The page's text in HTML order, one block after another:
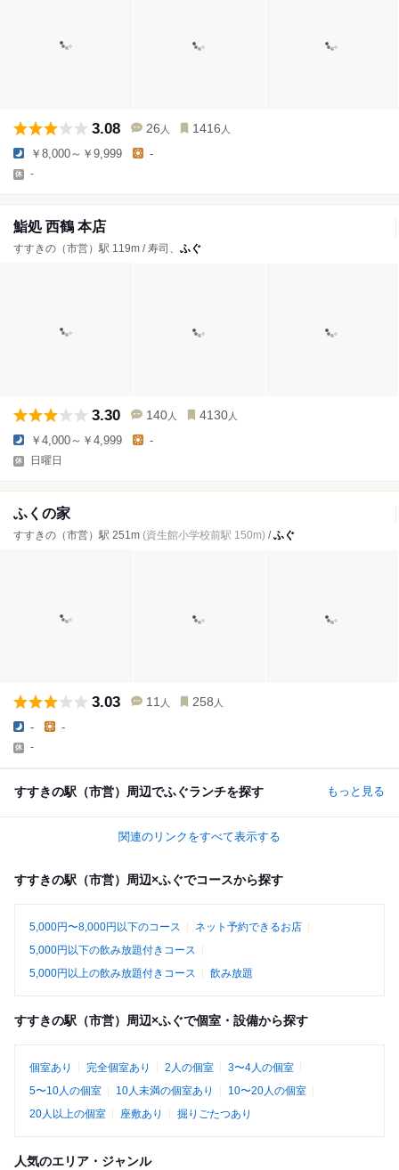
3.08 26 人 1416 人
￥8,000～￥9,999 -
-
鮨処 西鶴 本店
すすきの（市営）駅 119m / 寿司、 ふぐ
3.30 140 人 4130 人
￥4,000～￥4,999 -
日曜日
ふくの家
すすきの（市営）駅 251m (資生館小学校前駅 150m) /ふぐ
3.03 11 人 258 人
- -
-
すすきの駅（市営）周辺でふぐランチを探す もっと見る
関連のリンクをすべて表示する
すすきの駅（市営）周辺×ふぐでコースから探す
5,000円〜8,000円以下のコース
ネット予約できるお店
5,000円以下の飲み放題付きコース
5,000円以上の飲み放題付きコース
飲み放題
すすきの駅（市営）周辺×ふぐで個室・設備から探す
個室あり 完全個室あり 2人の個室
3〜4人の個室
5〜10人の個室
10人未満の個室あり
10〜20人の個室
20人以上の個室
座敷あり 掘りごたつあり
人気のエリア・ジャンル